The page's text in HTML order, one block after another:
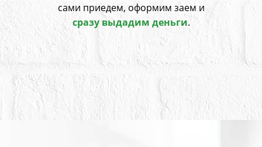
сами приедем, оформим заем и
сразу выдадим деньги.